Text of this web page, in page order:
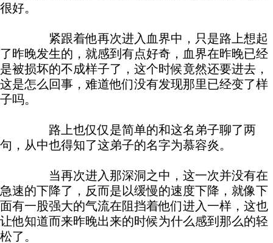
很好。
紧跟着他再次进入血界中，只是路上想起
了昨晚发生的，就感到有点好奇，血界在昨晚已经
是被损坏的不成样子了，这个时候竟然还要进去，
这是怎么回事，难道他们没有发现那里已经变了样
子吗。
路上也仅仅是简单的和这名弟子聊了两
句，从中也得知了这弟子的名字为慕容炎。
当再次进入那深洞之中，这一次并没有在
急速的下降了，反而是以缓慢的速度下降，就像下
面有一股强大的气流在阻挡着他们进入一样，这也
让他知道而来昨晚出来的时候为什么感到那么的轻
松了。